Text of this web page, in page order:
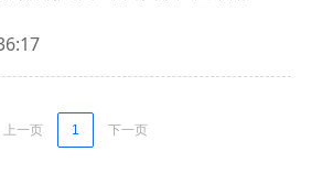
新防癌体检技术突破，并提供可
动指南。掌握这些知识，你就能
上一页 1 下一页